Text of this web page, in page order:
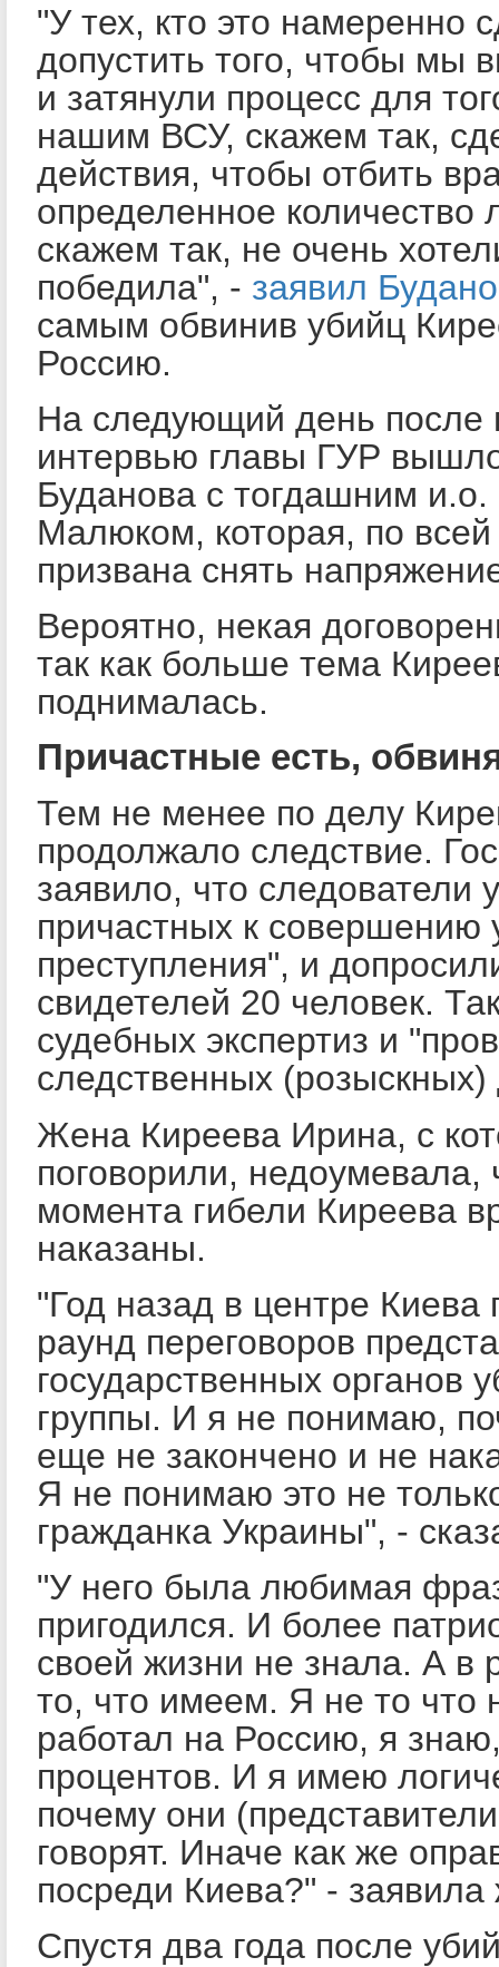
"У тех, кто это намеренно
допустить того, чтобы мы
и затянули процесс для
нашим ВСУ, скажем так,
действия, чтобы отбить
определенное количество
скажем так, не очень
победила", - заявил
самым обвинив убийц
Россию.
На следующий день после
интервью главы ГУР
Буданова с тогдашним
Малюком, которая, по
призвана снять
Вероятно, некая
так как больше тема
поднималась.
Причастные есть,
Тем не менее по делу
продолжало следствие.
заявило, что следователи
причастных к совершению
преступления", и
свидетелей 20 человек.
судебных экспертиз и
следственных (розыскных)
Жена Киреева Ирина, с
поговорили,
момента гибели Киреева
наказаны.
"Год назад в центре Киева
раунд переговоров
государственных органов
группы. И я не понимаю,
еще не закончено и не
Я не понимаю это не
гражданка Украины", -
"У него была любимая
пригодился. И более
своей жизни не знала. А в
то, что имеем. Я не то что
работал на Россию, я
процентов. И я имею
почему они
говорят. Иначе как же
посреди Киева?" -
Спустя два года после